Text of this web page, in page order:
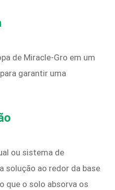
de Miracle-Gro em um
garantir uma
ou sistema de
solução ao redor da base
que o solo absorva os